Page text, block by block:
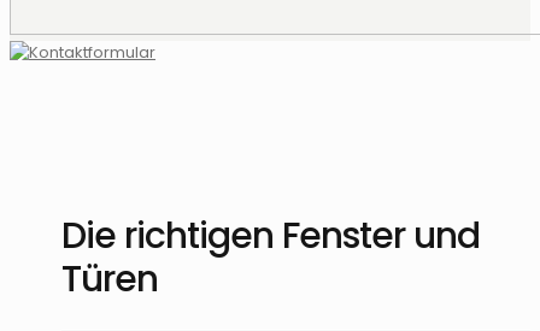
Die richtigen Fenster und
Türen